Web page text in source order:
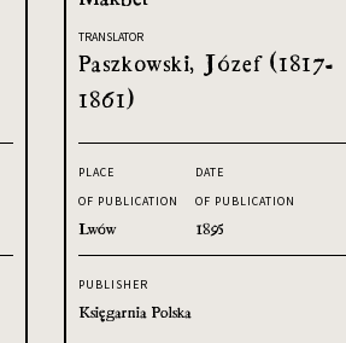
TRANSLATOR
Paszkowski, Józef (1817-
1861)
PLACE
OF PUBLICATION
Lwów
DATE
OF PUBLICATION
1895
PUBLISHER
Księgarnia Polska